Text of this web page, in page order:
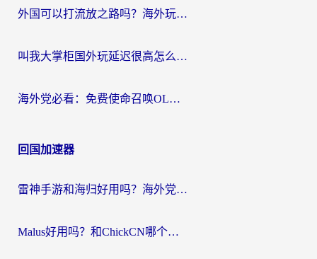
外国可以打流放之路吗？海外玩家国服游戏畅玩终极指南（附实测推荐）
叫我大掌柜国外玩延迟很高怎么办？海外党亲测的国服游戏加速全攻略
海外党必看：免费使命召唤OL加速器怎么选？3个国服游戏加速痛点一次性解决
回国加速器
雷神手游和海归好用吗？海外党亲测3款热门回国加速器+番茄加速器深度体验
Malus好用吗？和ChickCN哪个好？海外党亲测：选对回国加速器，追剧游戏不卡顿